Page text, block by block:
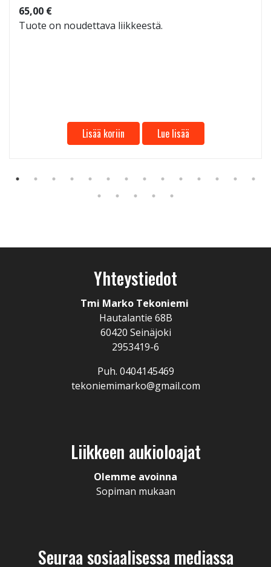
65,00 €
Tuote on noudettava liikkeestä.
Lisää koriin Lue lisää
Yhteystiedot
Tmi Marko Tekoniemi
Hautalantie 68B
60420 Seinäjoki
2953419-6
Puh. 0404145469
tekoniemimarko@gmail.com
Liikkeen aukioloajat
Olemme avoinna
Sopiman mukaan
Seuraa sosiaalisessa mediassa